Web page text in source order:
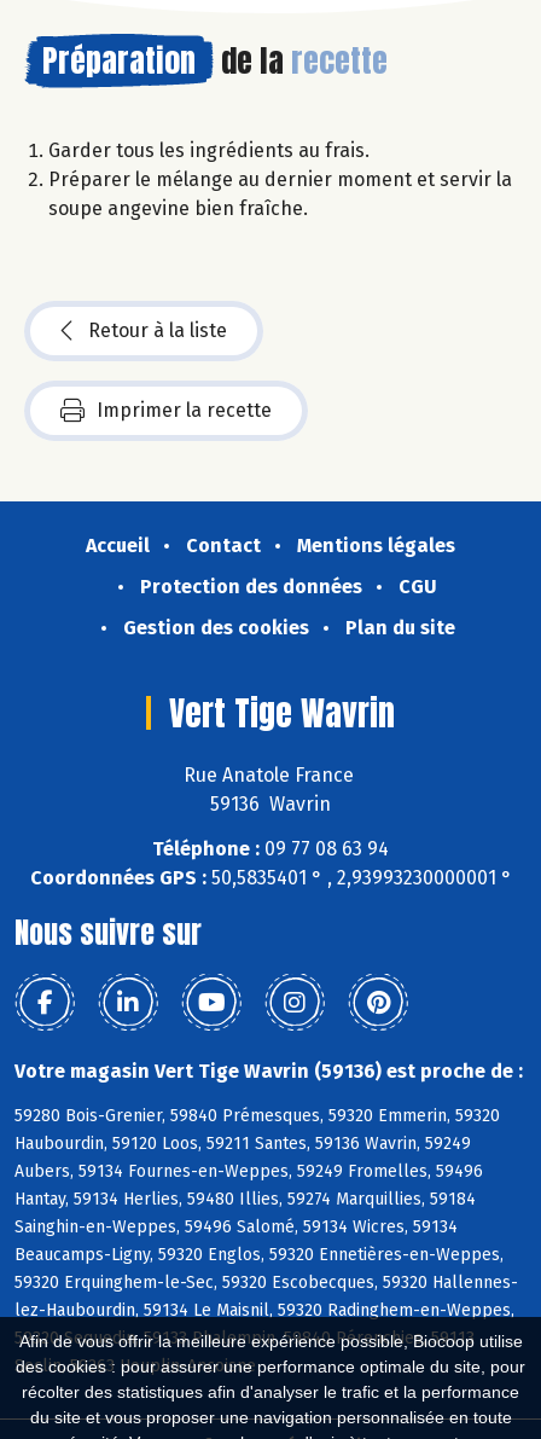
Afin de vous offrir la meilleure expérience possible, Biocoop utilise
des cookies : pour assurer une performance optimale du site, pour
récolter des statistiques afin d'analyser le trafic et la performance
du site et vous proposer une navigation personnalisée en toute
Préparation de la recette
Garder tous les ingrédients au frais.
Préparer le mélange au dernier moment et servir la
soupe angevine bien fraîche.
Retour à la liste
Imprimer la recette
Accueil Contact
Mentions légales
Protection des données
CGU
Gestion des cookies
Plan du site
Vert Tige Wavrin
Rue Anatole France
59136 Wavrin
Téléphone : 09 77 08 63 94
Coordonnées GPS :50,5835401 ° , 2,93993230000001 °
Nous suivre sur
Votre magasin Vert Tige Wavrin (59136) est proche de :
59280 Bois-Grenier, 59840 Prémesques, 59320 Emmerin, 59320
Haubourdin, 59120 Loos, 59211 Santes, 59136 Wavrin, 59249
Aubers, 59134 Fournes-en-Weppes, 59249 Fromelles, 59496
Hantay, 59134 Herlies, 59480 Illies, 59274 Marquillies, 59184
Sainghin-en-Weppes, 59496 Salomé, 59134 Wicres, 59134
Beaucamps-Ligny, 59320 Englos, 59320 Ennetières-en-Weppes,
59320 Erquinghem-le-Sec, 59320 Escobecques, 59320 Hallennes-
lez-Haubourdin, 59134 Le Maisnil, 59320 Radinghem-en-Weppes,
59320 Sequedin, 59133 Phalempin, 59840 Pérenchies, 59113
Seclin, 59263 Houplin-Ancoisne